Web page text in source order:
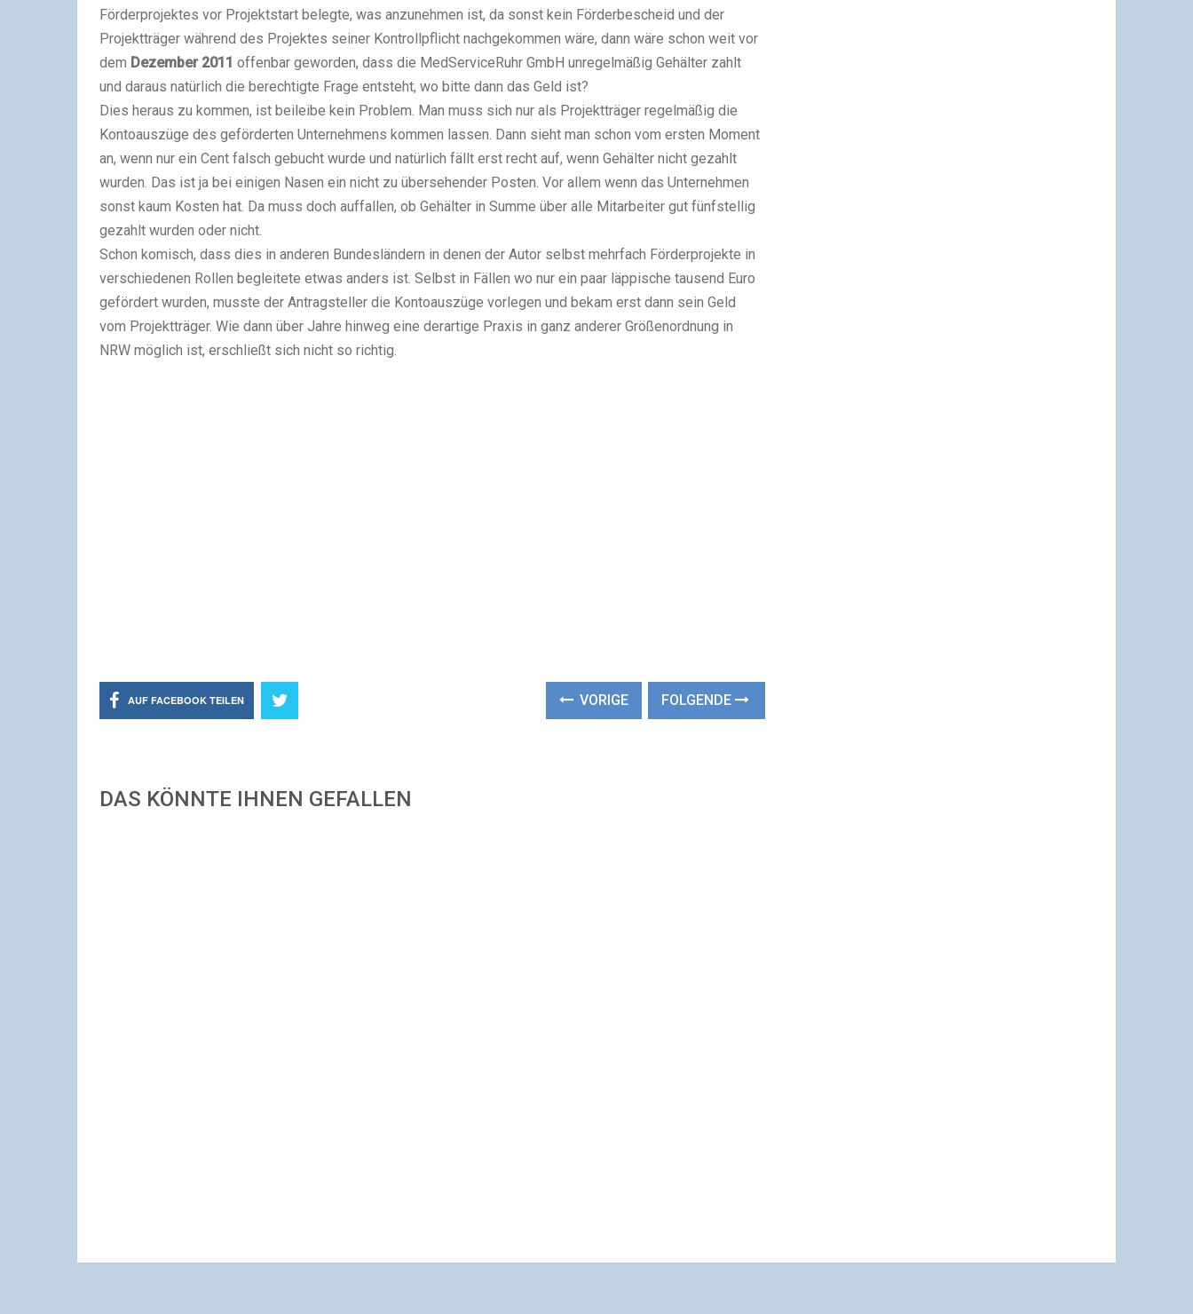
Förderprojektes vor Projektstart belegte, was anzunehmen ist, da sonst kein Förderbescheid und der
Projektträger während des Projektes seiner Kontrollpflicht nachgekommen wäre, dann wäre schon weit vor
dem Dezember 2011 offenbar geworden, dass die MedServiceRuhr GmbH unregelmäßig Gehälter zahlt
und daraus natürlich die berechtigte Frage entsteht, wo bitte dann das Geld ist?
Dies heraus zu kommen, ist beileibe kein Problem. Man muss sich nur als Projektträger regelmäßig die
Kontoauszüge des geförderten Unternehmens kommen lassen. Dann sieht man schon vom ersten Moment
an, wenn nur ein Cent falsch gebucht wurde und natürlich fällt erst recht auf, wenn Gehälter nicht gezahlt
wurden. Das ist ja bei einigen Nasen ein nicht zu übersehender Posten. Vor allem wenn das Unternehmen
sonst kaum Kosten hat. Da muss doch auffallen, ob Gehälter in Summe über alle Mitarbeiter gut fünfstellig
gezahlt wurden oder nicht.
Schon komisch, dass dies in anderen Bundesländern in denen der Autor selbst mehrfach Förderprojekte in
verschiedenen Rollen begleitete etwas anders ist. Selbst in Fällen wo nur ein paar läppische tausend Euro
gefördert wurden, musste der Antragsteller die Kontoauszüge vorlegen und bekam erst dann sein Geld
vom Projektträger. Wie dann über Jahre hinweg eine derartige Praxis in ganz anderer Größenordnung in
NRW möglich ist, erschließt sich nicht so richtig.
AUF FACEBOOK TEILEN VORIGE FOLGENDE
DAS KÖNNTE IHNEN GEFALLEN